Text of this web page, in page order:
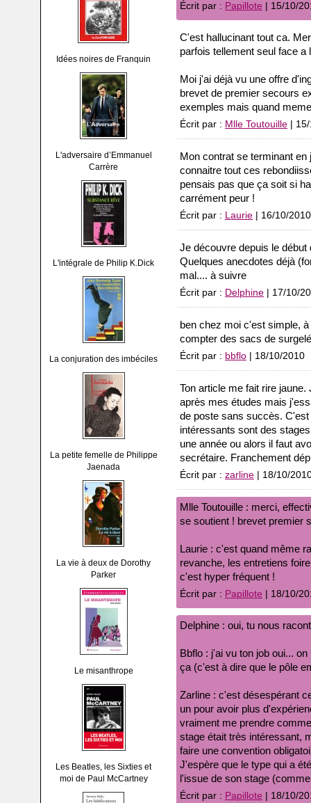
Idées noires de Franquin
L'adversaire d’Emmanuel
Carrère
L'intégrale de Philip K.Dick
La conjuration des imbéciles
La petite femelle de Philippe
Jaenada
La vie à deux de Dorothy
Parker
Le misanthrope
Les Beatles, les Sixties et
moi de Paul McCartney
Écrit par : Papillote | 15/10/
C'est hallucinant tout ca.
parfois tellement seul face
Moi j'ai déjà vu une offre
brevet de premier secours
exemples mais quand
Écrit par : Mlle Toutouille |
Mon contrat se terminant en
connaitre tout ces
pensais pas que ça soit si
carrément peur !
Écrit par : Laurie | 16/10/2010
Je découvre depuis le début
Quelques anecdotes déjà
mal.... à suivre
Écrit par : Delphine | 17/10/
ben chez moi c'est simple,
compter des sacs de
Écrit par : bbflo | 18/10/2010
Ton article me fait rire
après mes études mais
de poste sans succès.
intéressants sont des
une année ou alors il faut
secrétaire. Franchement
Écrit par : zarline | 18/10/
Mlle Toutouille : merci,
se soutient ! brevet premier
Laurie : c'est quand même
revanche, les entretiens
c'est hyper fréquent !
Écrit par : Papillote | 18/10/
Delphine : oui, tu nous
Bbflo : j'ai vu ton job oui...
ça (c'est à dire que le pôle
Zarline : c'est désespérant
un pour avoir plus
vraiment me prendre
stage était très intéressant,
faire une convention
J'espère que le type qui a
l'issue de son stage
Écrit par : Papillote | 18/10/